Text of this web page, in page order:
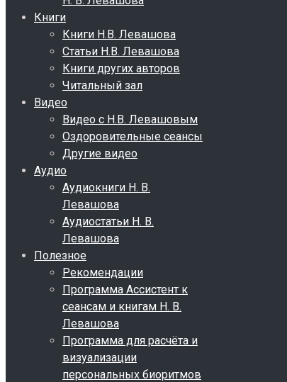
Книги
Книги Н.В. Левашова
Статьи Н.В. Левашова
Книги других авторов
Читальный зал
Видео
Видео с Н.В. Левашовым
Оздоровительные сеансы
Другие видео
Аудио
Аудиокниги Н. В.
Левашова
Аудиостатьи Н. В.
Левашова
Полезное
Рекомендации
Программа Ассистент к
сеансам и книгам Н. В.
Левашова
Программа для расчёта и
визуализации
персональных биоритмов